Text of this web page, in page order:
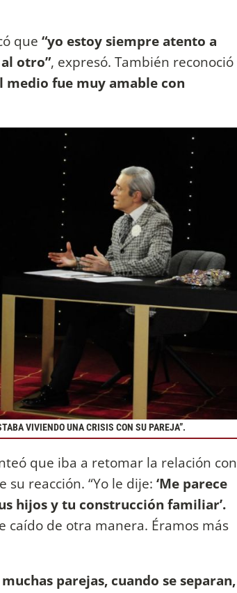
que “yo estoy siempre atento a
otro”, expresó. También reconoció
medio fue muy amable con
VIVIENDO UNA CRISIS CON SU PAREJA”.
que iba a retomar la relación con
su reacción. “Yo le dije: ‘Me parece
hijos y tu construcción familiar’.
caído de otra manera. Éramos más
parejas, cuando se separan,